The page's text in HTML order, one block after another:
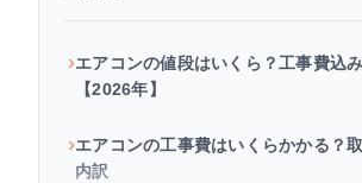
エアコンの値段はいくら？工事費込
【2026年】
エアコンの工事費はいくらかかる？
内訳